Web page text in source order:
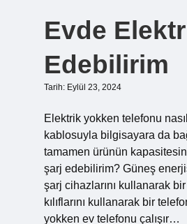
Evde
Edebilirim
Tarih: Eylül 23, 2024
Elektrik yokken telefonu
kablosuyla bilgisayara da
tamamen ürünün
şarj edebilirim? Güneş
şarj cihazlarını kullanarak
kılıflarını kullanarak bir
yokken ev telefonu çalışır…